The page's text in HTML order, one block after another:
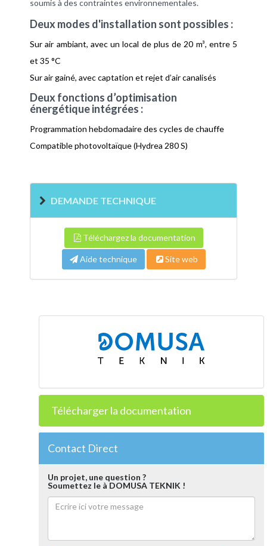
soumis à des contraintes environnementales.
Deux modes d'installation sont possibles :
Sur air ambiant, avec un local de plus de 20 m³, entre 5
et 35 °C
Sur air gainé, avec captation et rejet d’air canalisés
Deux fonctions d’optimisation
énergétique intégrées :
Programmation hebdomadaire des cycles de chauffe
Compatible photovoltaïque (Hydrea 280 S)
DEMANDE TECHNIQUE
Téléchargez la documentation
Aide technique Site web
Télécharger la documentation
Contact Direct
Un projet, une question ?
Soumettez le à DOMUSA TEKNIK !